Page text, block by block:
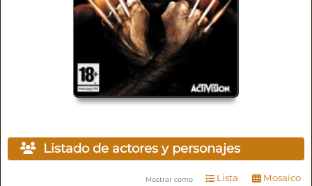
Listado de actores y personajes
Mostrar como Lista Mosaico